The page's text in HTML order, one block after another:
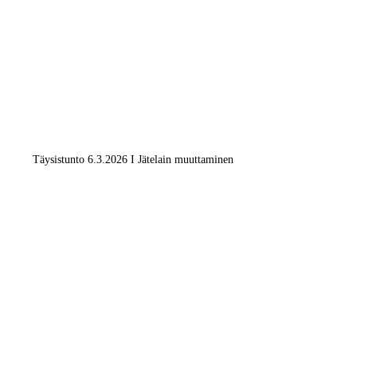
Täysistunto 6.3.2026 I Jätelain muuttaminen